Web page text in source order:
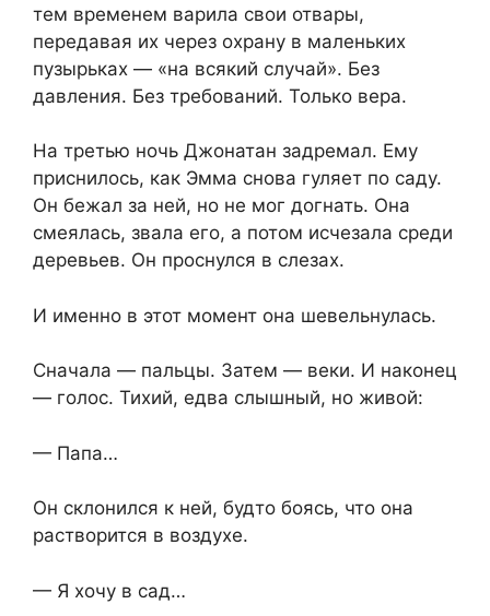
тем временем варила свои отвары,
передавая их через охрану в маленьких
пузырьках — «на всякий случай». Без
давления. Без требований. Только вера.
На третью ночь Джонатан задремал. Ему
приснилось, как Эмма снова гуляет по саду.
Он бежал за ней, но не мог догнать. Она
смеялась, звала его, а потом исчезала среди
деревьев. Он проснулся в слезах.
И именно в этот момент она шевельнулась.
Сначала — пальцы. Затем — веки. И наконец
— голос. Тихий, едва слышный, но живой:
— Папа…
Он склонился к ней, будто боясь, что она
растворится в воздухе.
— Я хочу в сад…